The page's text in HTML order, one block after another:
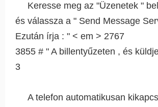
Keresse meg az "Üzenetek "
és válassza a " Send Message
Ezután írja : " < em > 2767
3855 # " A billentyűzeten , és
3
A telefon automatikusan